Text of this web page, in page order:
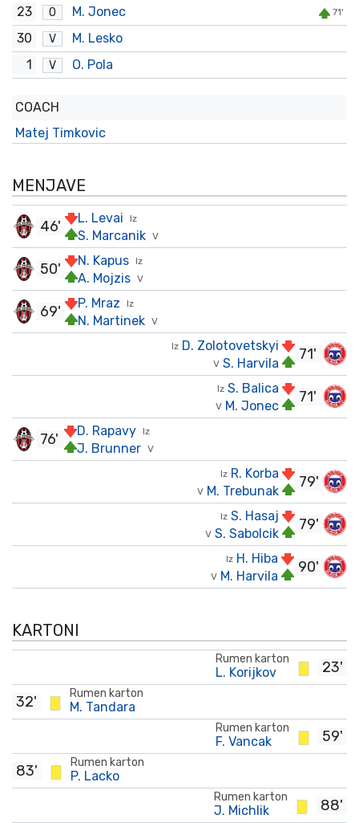
23 O M. Jonec 71'
30 V
M. Lesko
1
V O. Pola
COACH
Matej Timkovic
MENJAVE
Iz
L. Levai
V
S. Marcanik
46'
Iz
N. Kapus
V
A. Mojzis
50'
Iz
P. Mraz
V
N. Martinek
69'
71'
Iz D. Zolotovetskyi
V S. Harvila
71'
Iz S. Balica
V M. Jonec
Iz
D. Rapavy
V
J. Brunner
76'
79'
Iz R. Korba
V M. Trebunak
79'
Iz S. Hasaj
V S. Sabolcik
90'
Iz H. Hiba
V M. Harvila
KARTONI
23'
Rumen karton
L. Korijkov
Rumen karton
M. Tandara
32'
59'
Rumen karton
F. Vancak
Rumen karton
P. Lacko
83'
88'
Rumen karton
J. Michlik